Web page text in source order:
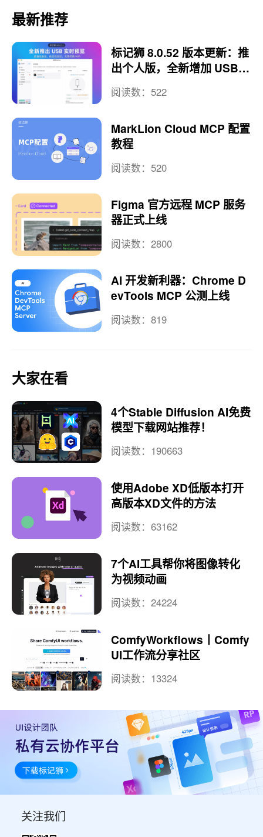
最新推荐
标记狮 8.0.52 版本更新：推
出个人版，全新增加 USB
实时预览
阅读数：522
MarkLion Cloud MCP 配置
教程
阅读数：520
Figma 官方远程 MCP 服务
器正式上线
阅读数：2800
AI 开发新利器：Chrome D
evTools MCP 公测上线
阅读数：819
大家在看
4个Stable Diffusion AI免费
模型下载网站推荐！
阅读数：190663
使用Adobe XD低版本打开
高版本XD文件的方法
阅读数：63162
7个AI工具帮你将图像转化
为视频动画
阅读数：24224
ComfyWorkflows丨Comfy
UI工作流分享社区
阅读数：13324
关注我们